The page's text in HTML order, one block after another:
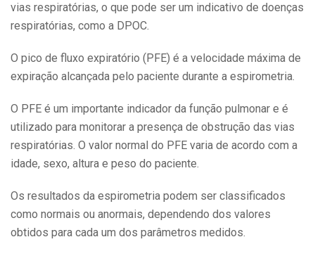
vias respiratórias, o que pode ser um indicativo de doenças
respiratórias, como a DPOC.
O pico de fluxo expiratório (PFE) é a velocidade máxima de
expiração alcançada pelo paciente durante a espirometria.
O PFE é um importante indicador da função pulmonar e é
utilizado para monitorar a presença de obstrução das vias
respiratórias. O valor normal do PFE varia de acordo com a
idade, sexo, altura e peso do paciente.
Os resultados da espirometria podem ser classificados
como normais ou anormais, dependendo dos valores
obtidos para cada um dos parâmetros medidos.